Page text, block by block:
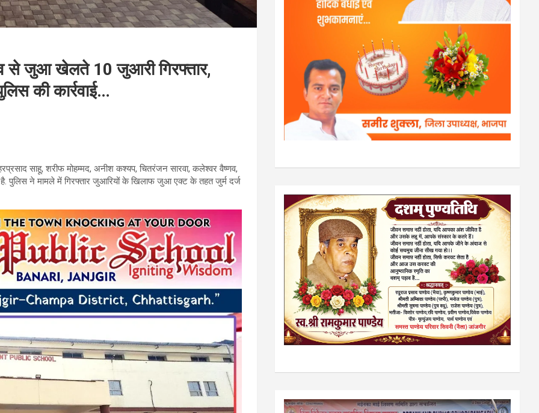
से जुआ खेलते 10 जुआरी गिरफ्तार,
की कार्रवाई…
साहू, शरीफ मोहम्मद, अनीश कश्यप, चितरंजन सारवा, कलेश्वर वैष्णव,
है. पुलिस ने मामले में गिरफ्तार जुआरियों के खिलाफ जुआ एक्ट के तहत जुर्म दर्ज